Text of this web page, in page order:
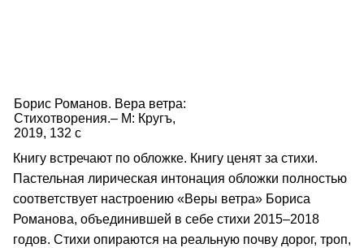
Борис Романов. Вера ветра:
Стихотворения.– М: Кругъ,
2019, 132 с
Книгу встречают по обложке. Книгу ценят за стихи.
Пастельная лирическая интонация обложки полностью
соответствует настроению «Веры ветра» Бориса
Романова, объединившей в себе стихи 2015–2018
годов. Стихи опираются на реальную почву дорог, троп,